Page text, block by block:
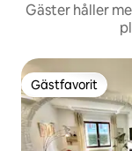
Gäster håller
Gästfavorit
Gästfavorit